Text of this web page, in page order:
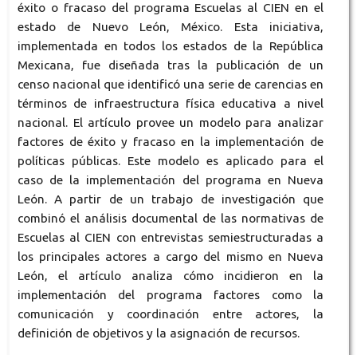
éxito o fracaso del programa Escuelas al CIEN en el
estado de Nuevo León, México. Esta iniciativa,
implementada en todos los estados de la República
Mexicana, fue diseñada tras la publicación de un
censo nacional que identificó una serie de carencias en
términos de infraestructura física educativa a nivel
nacional. El artículo provee un modelo para analizar
factores de éxito y fracaso en la implementación de
políticas públicas. Este modelo es aplicado para el
caso de la implementación del programa en Nueva
León. A partir de un trabajo de investigación que
combinó el análisis documental de las normativas de
Escuelas al CIEN con entrevistas semiestructuradas a
los principales actores a cargo del mismo en Nueva
León, el artículo analiza cómo incidieron en la
implementación del programa factores como la
comunicación y coordinación entre actores, la
definición de objetivos y la asignación de recursos.